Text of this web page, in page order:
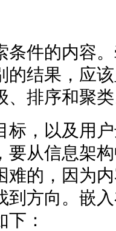
条件的内容
的结果，应
、排序和聚
标，以及用
要从信息架
难的，因为
到方向。嵌
：